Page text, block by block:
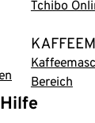
Tchibo
Bereich